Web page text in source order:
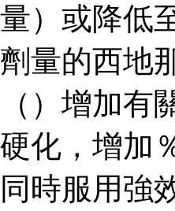
量）或降低
劑量的西地
（）增加
硬化，增加
同時服用強